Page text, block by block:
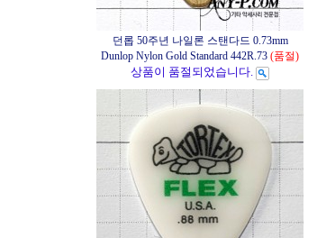
던롭 50주년 나일론 스탠다드 0.73mm
Dunlop Nylon Gold Standard 442R.73 (품절)
상품이 품절되었습니다.